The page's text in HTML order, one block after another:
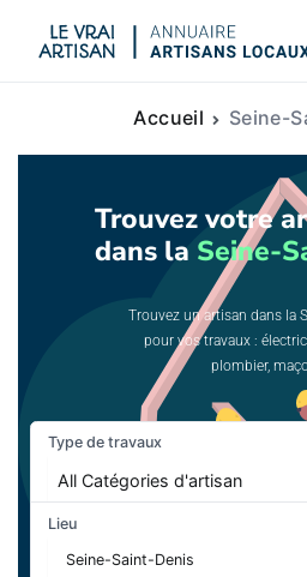
Accueil Seine-
Trouvez votre
dans la Seine-
Trouvez un artisan dans la
pour vos travaux :
plombier,
Type de travaux
Lieu